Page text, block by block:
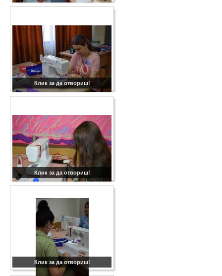
Клик за да отвориш!
Клик за да отвориш!
Клик за да отвориш!